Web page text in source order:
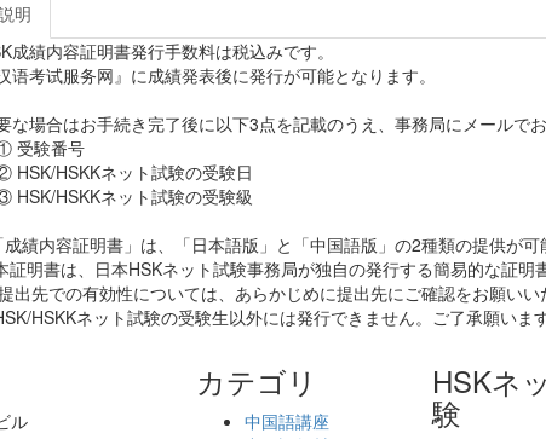
明
成績内容証明書発行手数料は税込みです。
汉语考试服务网』に成績発表後に発行が可能となります。
な場合はお手続き完了後に以下3点を記載のうえ、事務局にメールでお
受験番号
HSK/HSKKネット試験の受験日
HSK/HSKKネット試験の受験級
績内容証明書」は、「日本語版」と「中国語版」の2種類の提供が可
証明書は、日本HSKネット試験事務局が独自の発行する簡易的な証明
出先での有効性については、あらかじめに提出先にご確認をお願いい
HSKKネット試験の受験生以外には発行できません。ご了承願います
ル
カテゴリ
中国語講座
HSKネ
験